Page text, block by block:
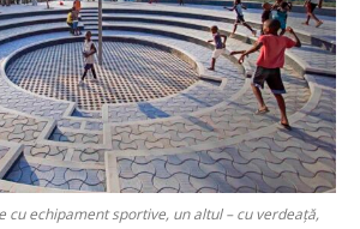
cu echipament sportive, un altul – cu verdeață,